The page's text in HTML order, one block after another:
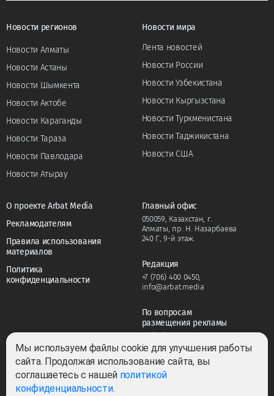
Новости регионов
Новости Алматы
Новости Астаны
Новости Шымкента
Новости Актобе
Новости Караганды
Новости Тараза
Новости Павлодара
Новости Атырау
Новости мира
Лента новостей
Новости России
Новости Узбекистана
Новости Кыргызстана
Новости Туркменистана
Новости Таджикистана
Новости США
О проекте Arbat Media
Рекламодателям
Правила использования
материалов
Политика
конфиденциальности
Главный офис
050059, Казахстан, г.
Алматы, пр. Н. Назарбаева
240 Г, 9-й этаж.
Редакция
+7 (706) 400 0450,
info@arbat.media
По вопросам
размещения рекламы
adv@arbat.media
Мы используем файлы cookie для улучшения работы
сайта. Продолжая использование сайта, вы
соглашаетесь с нашей политикой
конфиденциальности.